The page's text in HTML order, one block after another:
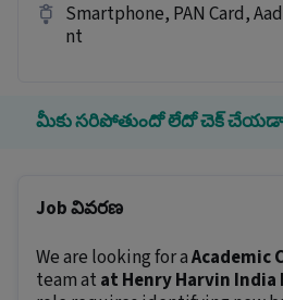
Smartphone, PAN Card,
nt
మీకు సరిపోతుందో లేదో చెక్
Job వివరణ
We are looking for aAcademic
team at at Henry Harvin